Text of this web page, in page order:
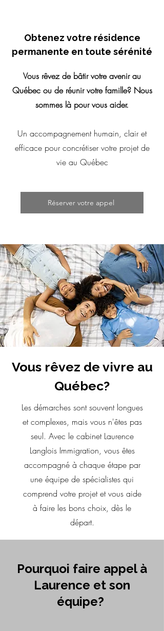
Obtenez votre résidence
permanente en toute sérénité
Vous rêvez de bâtir votre avenir au
Québec ou de réunir votre famille? Nous
sommes là pour vous aider.
Un accompagnement humain, clair et
efficace pour concrétiser votre projet de
vie au Québec
Réserver votre appel
Vous rêvez de vivre au
Québec?
Les démarches sont souvent longues
et complexes, mais vous n'êtes pas
seul. Avec le cabinet Laurence
Langlois Immigration, vous êtes
accompagné à chaque étape par
une équipe de spécialistes qui
comprend votre projet et vous aide
à faire les bons choix, dès le
départ.
Pourquoi faire appel à
Laurence et son
équipe?